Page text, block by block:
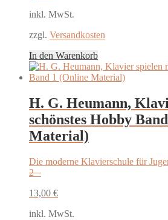
inkl. MwSt.
zzgl. Versandkosten
In den Warenkorb
H. G. Heumann,
schönstes Hobby
Material)
Die moderne Klavierschule für
2
13,00 €
inkl. MwSt.